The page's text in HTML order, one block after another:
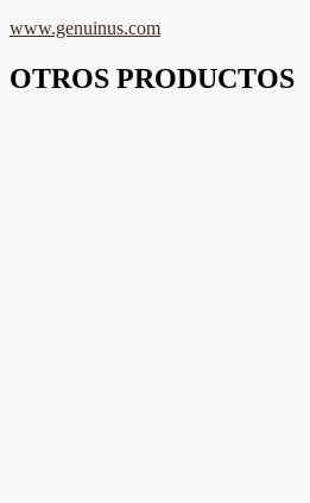
www.genuinus.com
OTROS PRODUCTOS